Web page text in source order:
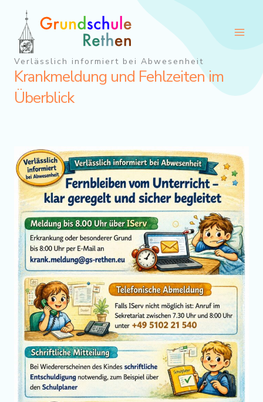
springen
Verlässlich informiert bei Abwesenheit
Krankmeldung und Fehlzeiten im
Überblick